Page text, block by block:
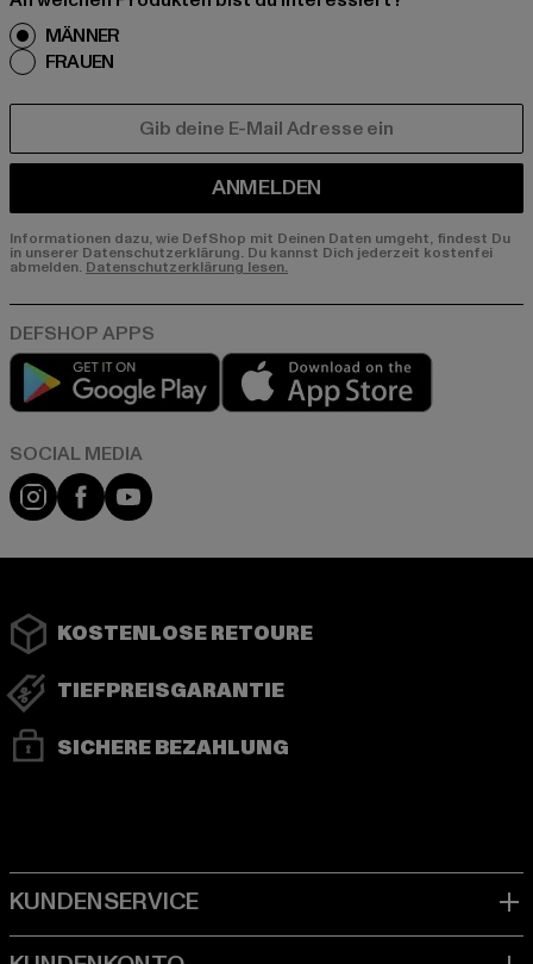
MÄNNER
FRAUEN
ANMELDEN
Informationen dazu, wie DefShop mit Deinen Daten umgeht, findest Du
in unserer Datenschutzerklärung. Du kannst Dich jederzeit kostenfei
abmelden. Datenschutzerklärung lesen.
Play market
Instagram
FacebookYouTube
KOSTENLOSE RETOURE
TIEFPREISGARANTIE
SICHERE BEZAHLUNG